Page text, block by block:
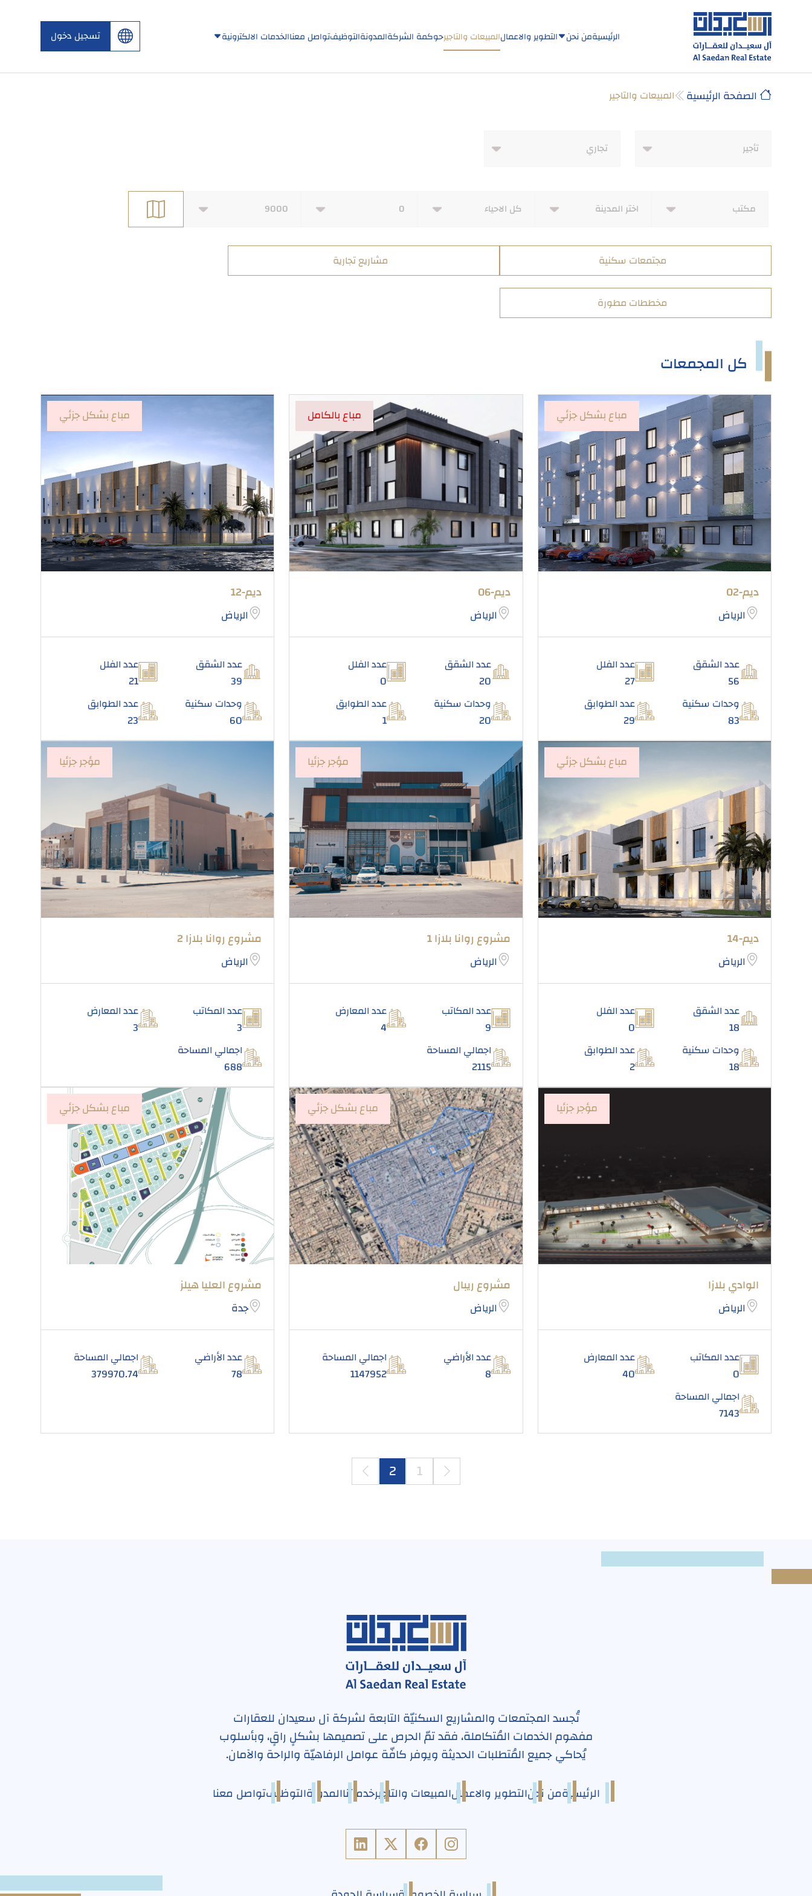
الرئيسيةمن نحن التطوير والاعمالالمبيعات والتاجيرحوكمة الشركةالمدونةالتوظيفتواصل معناالخدمات الالكترونية تسجيل دخول
الصفحة الرئيسية المبيعات والتاجير
مجتمعات سكنية مشاريع تجارية
مخططات مطورة
كل المجمعات
مباع بشكل جزئي
ديم-02
الرياض
عدد الشقق
56
عدد الفلل
27
وحدات سكنية
83
عدد الطوابق
29
مباع بالكامل
ديم-06
الرياض
عدد الشقق
20
عدد الفلل
0
وحدات سكنية
20
عدد الطوابق
1
مباع بشكل جزئي
ديم-12
الرياض
عدد الشقق
39
عدد الفلل
21
وحدات سكنية
60
عدد الطوابق
23
مباع بشكل جزئي
ديم-14
الرياض
عدد الشقق
18
عدد الفلل
0
وحدات سكنية
18
عدد الطوابق
2
مؤجر جزئيا
مشروع روانا بلازا 1
الرياض
عدد المكاتب
9
عدد المعارض
4
اجمالي المساحة
2115
مؤجر جزئيا
مشروع روانا بلازا 2
الرياض
عدد المكاتب
3
عدد المعارض
3
اجمالي المساحة
688
مؤجر جزئيا
الوادي بلازا
الرياض
عدد المكاتب
0
عدد المعارض
40
اجمالي المساحة
7143
مباع بشكل جزئي
مشروع ريبال
الرياض
عدد الأراضي
8
اجمالي المساحة
1147952
مباع بشكل جزئي
مشروع العليا هيلز
جدة
عدد الأراضي
78
اجمالي المساحة
379970.74
1
2
تُجسد المجتمعات والمشاريع السكنيّة التابعة لشركة آل سعيدان للعقارات
مفهوم الخدمات المُتكاملة، فقد تمّ الحرص على تصميمها بشكلٍ راقٍ، وبأسلوب
يُحاكي جميع المُتطلبات الحديثة ويوفر كافّة عوامل الرفاهيّة والراحة والآمان.
الرئيسيةمن نحنالتطوير والاعمالالمبيعات والتاجيرخدماتناالمدونةالتوظيفتواصل معنا